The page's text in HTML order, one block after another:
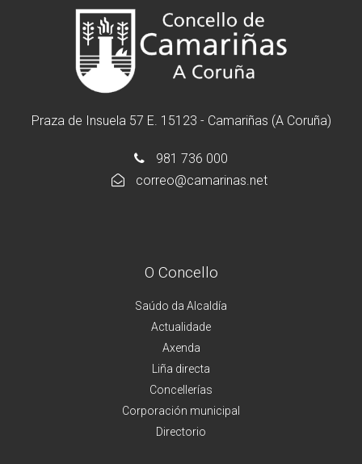
Praza de Insuela 57 E. 15123 - Camariñas (A Coruña)
981 736 000
correo@camarinas.net
O Concello
Saúdo da Alcaldía
Actualidade
Axenda
Liña directa
Concellerías
Corporación municipal
Directorio